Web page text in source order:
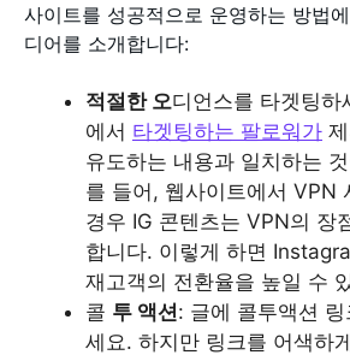
사이트를 성공적으로 운영하는 방법
디어를 소개합니다:
적절한 오디언스를 타겟팅
에서 타겟팅하는 팔로워가
유도하는 내용과 일치하는
를 들어, 웹사이트에서 VPN
경우 IG 콘텐츠는 VPN의 장
합니다. 이렇게 하면
재고객의 전환율을 높일 수
콜 투 액션: 글에 콜투액션
세요. 하지만 링크를 어색하